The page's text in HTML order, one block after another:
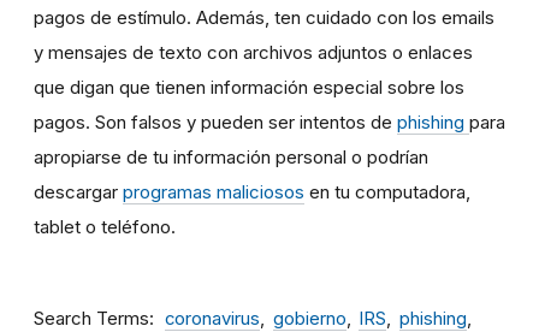
pagos de estímulo. Además, ten cuidado con los emails
y mensajes de texto con archivos adjuntos o enlaces
que digan que tienen información especial sobre los
pagos. Son falsos y pueden ser intentos de phishing para
apropiarse de tu información personal o podrían
descargar programas maliciosos en tu computadora,
tablet o teléfono.
Search Terms coronavirus gobierno IRS
phishing